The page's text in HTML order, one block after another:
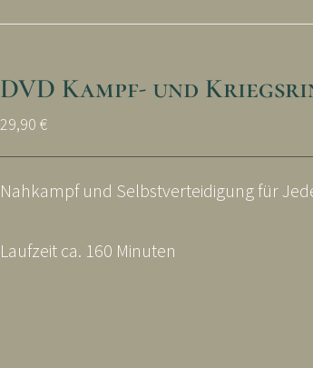
DVD Kampf- und
29,90 €
Nahkampf und Selbstverteidigung für
Laufzeit ca. 160 Minuten